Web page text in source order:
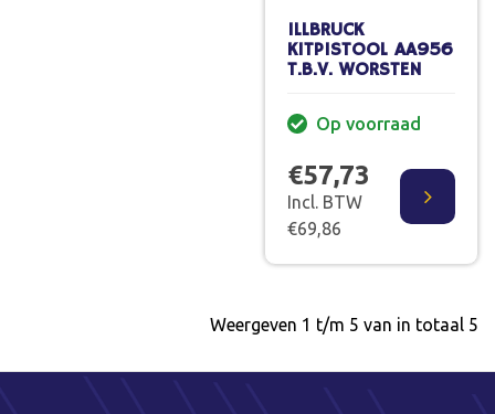
ILLBRUCK
KITPISTOOL AA956
T.B.V. WORSTEN
Op voorraad
€57,73
Incl. BTW
€69,86
Weergeven 1 t/m 5 van in totaal 5